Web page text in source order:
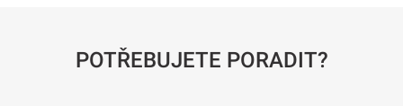
POTŘEBUJETE PORADIT?